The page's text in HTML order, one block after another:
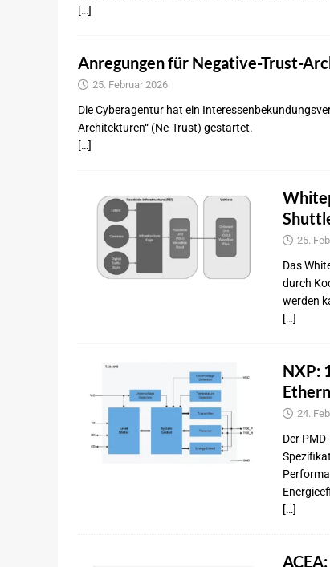
[…]
Anregungen für Negative-Trust-
25. Februar 2026
Die Cyberagentur hat ein
Architekturen“ (Ne-Trust) gestartet.
[…]
25.
Das
durch
werden
[…]
NXP:
24.
Der
[…]